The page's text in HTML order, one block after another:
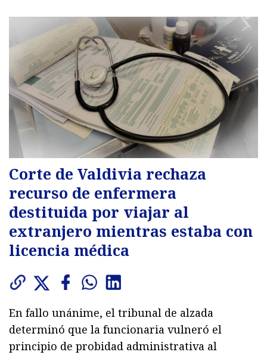
Corte de Valdivia rechaza
recurso de enfermera
destituida por viajar al
extranjero mientras estaba con
licencia médica
En fallo unánime, el tribunal de alzada
determinó que la funcionaria vulneró el
principio de probidad administrativa al